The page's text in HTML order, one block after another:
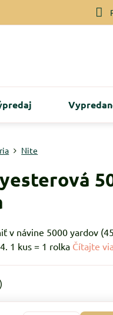
Nite
v návine 5000 yardov
1 kus = 1 rolka Čítajte